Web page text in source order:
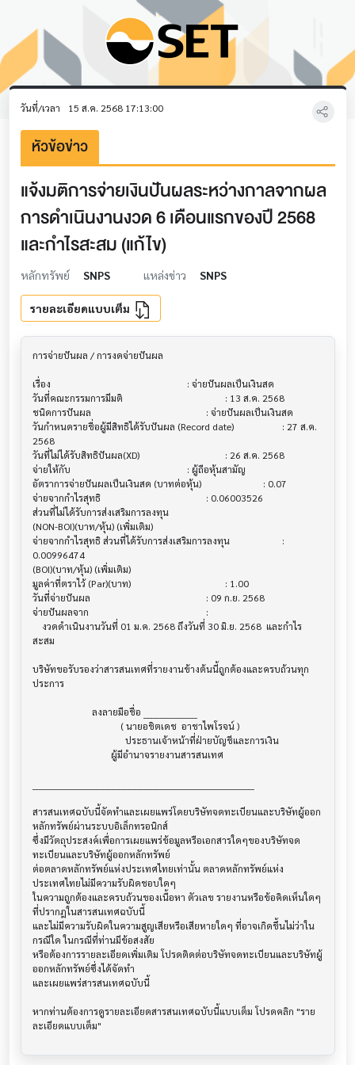
วันที่/เวลา 15 ส.ค. 2568 17:13:00
หัวข้อข่าว
แจ้งมติการจ่ายเงินปันผลระหว่างกาลจากผล
การดำเนินงานงวด 6 เดือนแรกของปี 2568
และกำไรสะสม (แก้ไข)
หลักทรัพย์ SNPS แหล่งข่าว SNPS
รายละเอียดแบบเต็ม
การจ่ายปันผล / การงดจ่ายปันผล
เรื่อง                                  			 : จ่ายปันผลเป็นเงินสด
วันที่คณะกรรมการมีมติ                     			 : 13 ส.ค. 2568
ชนิดการปันผล                           			 : จ่ายปันผลเป็นเงินสด
วันกำหนดรายชื่อผู้มีสิทธิได้รับปันผล (Record date)			 : 27 ส.ค.
2568
วันที่ไม่ได้รับสิทธิปันผล(XD)               			 : 26 ส.ค. 2568
จ่ายให้กับ                              			 : ผู้ถือหุ้นสามัญ
อัตราการจ่ายปันผลเป็นเงินสด (บาทต่อหุ้น)   			 : 0.07
จ่ายจากกำไรสุทธิ                         			 : 0.06003526
ส่วนที่ไม่ได้รับการส่งเสริมการลงทุน
(NON-BOI)(บาท/หุ้น) (เพิ่มเติม)
จ่ายจากกำไรสุทธิ ส่วนที่ได้รับการส่งเสริมการลงทุน 			 :
0.00996474
(BOI)(บาท/หุ้น) (เพิ่มเติม)
มูลค่าที่ตราไว้ (Par)(บาท)                 			 : 1.00
วันที่จ่ายปันผล                          			 : 09 ก.ย. 2568
จ่ายปันผลจาก                           			 :
สะสม
บริษัทขอรับรองว่าสารสนเทศที่รายงานข้างต้นนี้ถูกต้องและครบถ้วนทุก
ประการ
สารสนเทศฉบับนี้จัดทำและเผยแพร่โดยบริษัทจดทะเบียนและบริษัทผู้ออก
หลักทรัพย์ผ่านระบบอิเล็กทรอนิกส์
ซึ่งมีวัตถุประสงค์เพื่อการเผยแพร่ข้อมูลหรือเอกสารใดๆของบริษัทจด
ทะเบียนและบริษัทผู้ออกหลักทรัพย์
ต่อตลาดหลักทรัพย์แห่งประเทศไทยเท่านั้น ตลาดหลักทรัพย์แห่ง
ประเทศไทยไม่มีความรับผิดชอบใดๆ
ในความถูกต้องและครบถ้วนของเนื้อหา ตัวเลข รายงานหรือข้อคิดเห็นใดๆ
ที่ปรากฎในสารสนเทศฉบับนี้
และไม่มีความรับผิดในความสูญเสียหรือเสียหายใดๆ ที่อาจเกิดขึ้นไม่ว่าใน
กรณีใด ในกรณีที่ท่านมีข้อสงสัย
หรือต้องการรายละเอียดเพิ่มเติม โปรดติดต่อบริษัทจดทะเบียนและบริษัทผู้
ออกหลักทรัพย์ซึ่งได้จัดทำ
และเผยแพร่สารสนเทศฉบับนี้
หากท่านต้องการดูรายละเอียดสารสนเทศฉบับนี้แบบเต็ม โปรดคลิก "ราย